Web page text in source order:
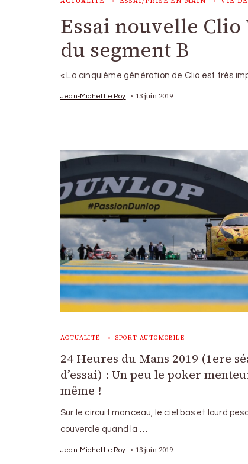
Essai nouvelle
du segment B
« La cinquième génération de Clio est très
Jean-Michel Le Roy 13 juin 2019
ACTUALITÉ SPORT AUTOMOBILE
24 Heures du Mans 2019 (1ere
d’essai) : Un peu le poker
même !
Sur le circuit manceau, le ciel bas et lourd
couvercle quand la …
Jean-Michel Le Roy 13 juin 2019